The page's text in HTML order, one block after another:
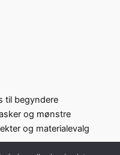
til begyndere
og mønstre
og materialevalg